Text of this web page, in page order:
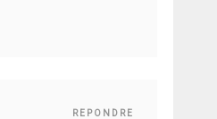
REPONDRE